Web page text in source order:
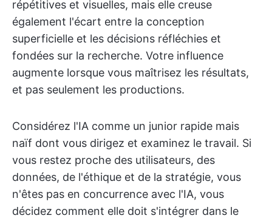
répétitives et visuelles, mais elle creuse
également l'écart entre la conception
superficielle et les décisions réfléchies et
fondées sur la recherche. Votre influence
augmente lorsque vous maîtrisez les résultats,
et pas seulement les productions.
Considérez l'IA comme un junior rapide mais
naïf dont vous dirigez et examinez le travail. Si
vous restez proche des utilisateurs, des
données, de l'éthique et de la stratégie, vous
n'êtes pas en concurrence avec l'IA, vous
décidez comment elle doit s'intégrer dans le